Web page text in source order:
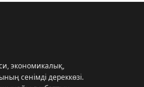
экономикалық,
сенімді дереккөзі.